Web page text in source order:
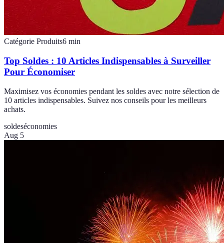
Catégorie Produits6 min
Top Soldes : 10 Articles Indispensables à Surveiller
Pour Économiser
Maximisez vos économies pendant les soldes avec notre sélection de
10 articles indispensables. Suivez nos conseils pour les meilleurs
achats.
soldeséconomies
Aug 5